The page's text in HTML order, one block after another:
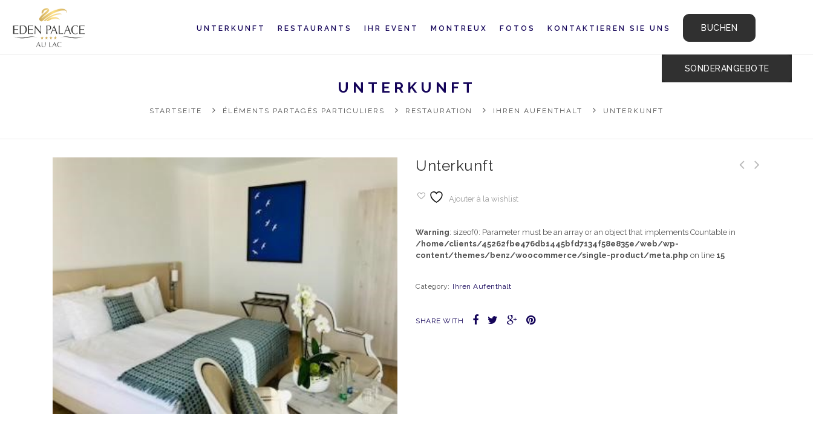
UNTERKUNFT RESTAURANTS IHR EVENT MONTREUX FOTOS KONTAKTIEREN SIE UNS BUCHEN
SONDERANGEBOTE
UNTERKUNFT
STARTSEITE ÉLÉMENTS PARTAGÉS PARTICULIERS RESTAURATION IHREN AUFENTHALT UNTERKUNFT
Unterkunft
Ajouter à la wishlist
Warning: sizeof(): Parameter must be an array or an object that implements Countable in
/home/clients/45262fbe476db1445bfd7134f58e835e/web/wp-
content/themes/benz/woocommerce/single-product/meta.php on line 15
Category: Ihren Aufenthalt
SHARE WITH